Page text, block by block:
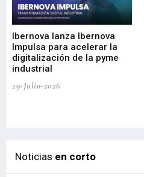
Ibernova lanza Ibernova
Impulsa para acelerar la
digitalización de la pyme
industrial
29-Julio-2026
Noticias en corto